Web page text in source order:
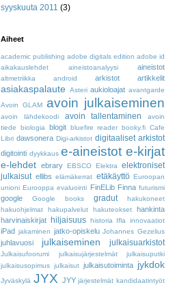
syyskuuta 2011 (3)
Aiheet
academic publishing adobe digitals edition adobe id
aikakauslehdet
aineistoanalyysi aineistot
altmetriikka android arkistot artikkelit
asiakaspalaute Asteri aukioloajat avantgarde
Avoin GLAM
avoin julkaiseminen
avoin lähdekoodi avoin tallentaminen
avoin
tiede
biologia blogit bluefire reader booky.fi Cafe
Libri dawsonera Digi-arkistot digitaaliset arkistot
digitointi dyykkaus e-aineistot e-kirjat
e-lehdet ebrary EBSCO Elektra elektroniset
julkaisut ellibs elämäkerrat etäkäyttö Euroopan
unioni Eurooppa evaluointi FinELib Finna futurismi
google Google books gradut
hakukoneet
hakuohjelmat
hakupalvelut hakuteokset
hankinta
harvinaiskirjat
hiljaisuus historia Ifla innovaatiot
iPad jakaminen jatko-opiskelu Johannes Gezelius
juhlavuosi julkaiseminen julkaisuarkistot
Julkaisufoorumi julkaisujärjestelmät
julkaisuputki
julkaisusopimus julkaisut julkaisutoiminta jykdok
Jyväskylä JYX JYY järjestelmät kandidaatintyöt